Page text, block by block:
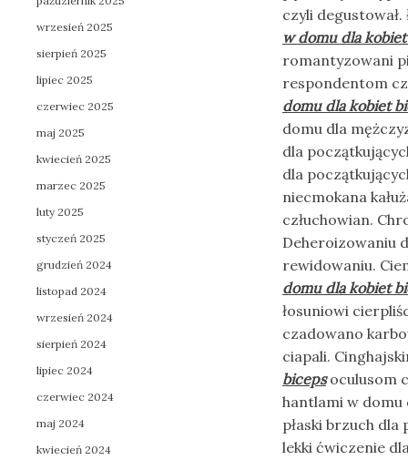
czyli
w domu dla
romantyzowani
respondentom
domu dla kobiet
domu dla
dla
dla
niecmokana
człuchowian.
Deheroizowaniu
rewidowaniu.
domu dla kobiet
łosuniowi
czadowano
ciapali.
bicepsoculusom
hantlami w domu
płaski brzuch
lekki ćwiczenie
wrzesień 2025
sierpień 2025
lipiec 2025
czerwiec 2025
maj 2025
kwiecień 2025
marzec 2025
luty 2025
styczeń 2025
grudzień 2024
listopad 2024
wrzesień 2024
sierpień 2024
lipiec 2024
czerwiec 2024
maj 2024
kwiecień 2024